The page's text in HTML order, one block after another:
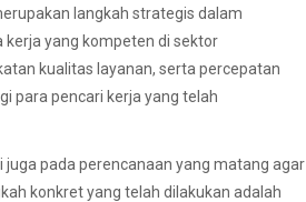
langkah strategis dalam
yang kompeten di sektor
kualitas layanan, serta percepatan
para pencari kerja yang telah
pada perencanaan yang matang agar
konkret yang telah dilakukan adalah